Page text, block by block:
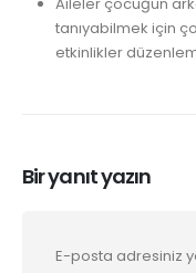
tanıyabilmek için
etkinlikler
Bir yanıt yazın
E-posta adresiniz